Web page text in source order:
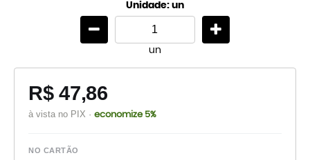
Unidade: un
un
R$ 47,86
à vista no PIX · economize 5%
NO CARTÃO